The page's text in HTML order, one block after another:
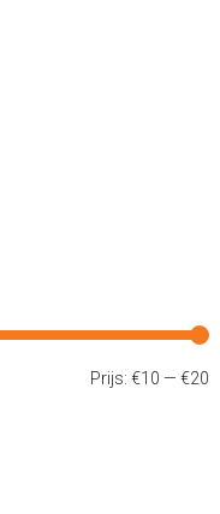
Prijs:€10 —€20